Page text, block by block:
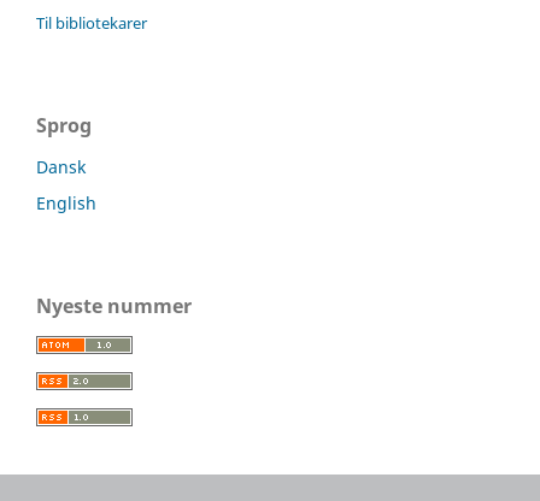
Til bibliotekarer
Sprog
Dansk
English
Nyeste nummer